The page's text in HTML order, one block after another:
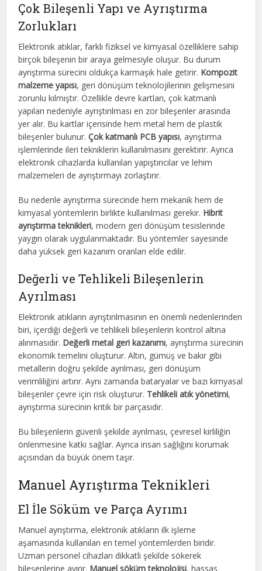
Çok Bileşenli Yapı ve Ayrıştırma
Zorlukları
Elektronik atıklar, farklı fiziksel ve kimyasal özelliklere sahip
birçok bileşenin bir araya gelmesiyle oluşur. Bu durum
ayrıştırma sürecini oldukça karmaşık hale getirir. Kompozit
malzeme yapısı, geri dönüşüm teknolojilerinin gelişmesini
zorunlu kılmıştır. Özellikle devre kartları, çok katmanlı
yapıları nedeniyle ayrıştırılması en zor bileşenler arasında
yer alır. Bu kartlar içerisinde hem metal hem de plastik
bileşenler bulunur.Çok katmanlı PCB yapısı, ayrıştırma
işlemlerinde ileri tekniklerin kullanılmasını gerektirir. Ayrıca
elektronik cihazlarda kullanılan yapıştırıcılar ve lehim
malzemeleri de ayrıştırmayı zorlaştırır.
Bu nedenle ayrıştırma sürecinde hem mekanik hem de
kimyasal yöntemlerin birlikte kullanılması gerekir. Hibrit
ayrıştırma teknikleri, modern geri dönüşüm tesislerinde
yaygın olarak uygulanmaktadır. Bu yöntemler sayesinde
daha yüksek geri kazanım oranları elde edilir.
Değerli ve Tehlikeli Bileşenlerin
Ayrılması
Elektronik atıkların ayrıştırılmasının en önemli nedenlerinden
biri, içerdiği değerli ve tehlikeli bileşenlerin kontrol altına
alınmasıdır. Değerli metal geri kazanımı, ayrıştırma sürecinin
ekonomik temelini oluşturur. Altın, gümüş ve bakır gibi
metallerin doğru şekilde ayrılması, geri dönüşüm
verimliliğini artırır. Aynı zamanda bataryalar ve bazı kimyasal
bileşenler çevre için risk oluşturur. Tehlikeli atık yönetimi,
ayrıştırma sürecinin kritik bir parçasıdır.
Bu bileşenlerin güvenli şekilde ayrılması, çevresel kirliliğin
önlenmesine katkı sağlar. Ayrıca insan sağlığını korumak
açısından da büyük önem taşır.
Manuel Ayrıştırma Teknikleri
El İle Söküm ve Parça Ayrımı
Manuel ayrıştırma, elektronik atıkların ilk işleme
aşamasında kullanılan en temel yöntemlerden biridir.
Uzman personel cihazları dikkatli şekilde sökerek
bileşenlerine ayırır. Manuel söküm teknolojisi, hassas